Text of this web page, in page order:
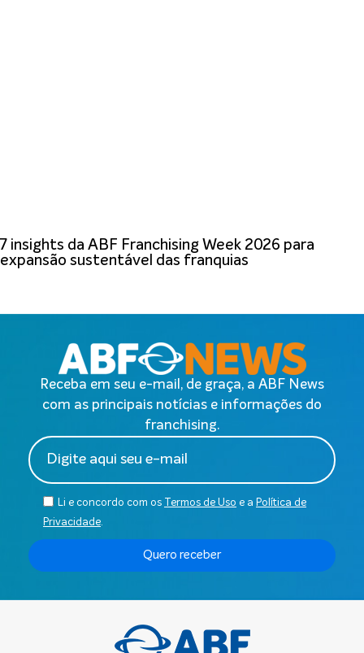
7 insights da ABF Franchising Week 2026 para
expansão sustentável das franquias
Receba em seu e-mail, de graça, a ABF News
com as principais notícias e informações do
franchising.
Li e concordo com os Termos de Uso e a Política de
Privacidade.
Quero receber